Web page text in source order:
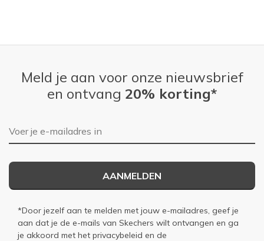
Meld je aan voor onze nieuwsbrief
en ontvang 20% korting*
E-mailadres
AANMELDEN
*Door jezelf aan te melden met jouw e-mailadres, geef je
aan dat je de e-mails van Skechers wilt ontvangen en ga
je akkoord met het privacybeleid en de